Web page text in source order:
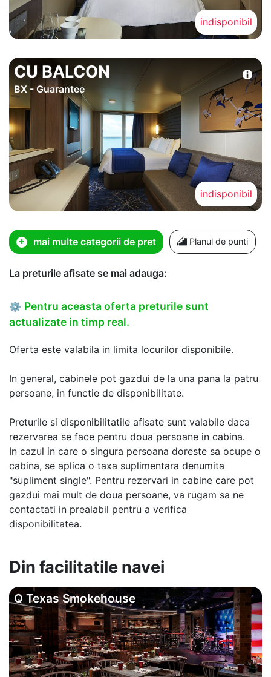
indisponibil
CU BALCON
BX - Guarantee
indisponibil
mai multe categorii de pret Planul de punti
La preturile afisate se mai adauga:
⚙ Pentru aceasta oferta preturile sunt
actualizate in timp real.
Oferta este valabila in limita locurilor disponibile.
In general, cabinele pot gazdui de la una pana la patru
persoane, in functie de disponibilitate.
Preturile si disponibilitatile afisate sunt valabile daca
rezervarea se face pentru doua persoane in cabina.
In cazul in care o singura persoana doreste sa ocupe o
cabina, se aplica o taxa suplimentara denumita
"supliment single". Pentru rezervari in cabine care pot
gazdui mai mult de doua persoane, va rugam sa ne
contactati in prealabil pentru a verifica
disponibilitatea.
Din facilitatile navei
Q Texas Smokehouse